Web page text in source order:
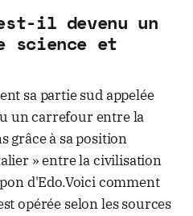
est-il devenu un
science et
sa partie sud appelée
un carrefour entre la
grâce à sa position
» entre la civilisation
d'Edo.Voici comment
opérée selon les sources